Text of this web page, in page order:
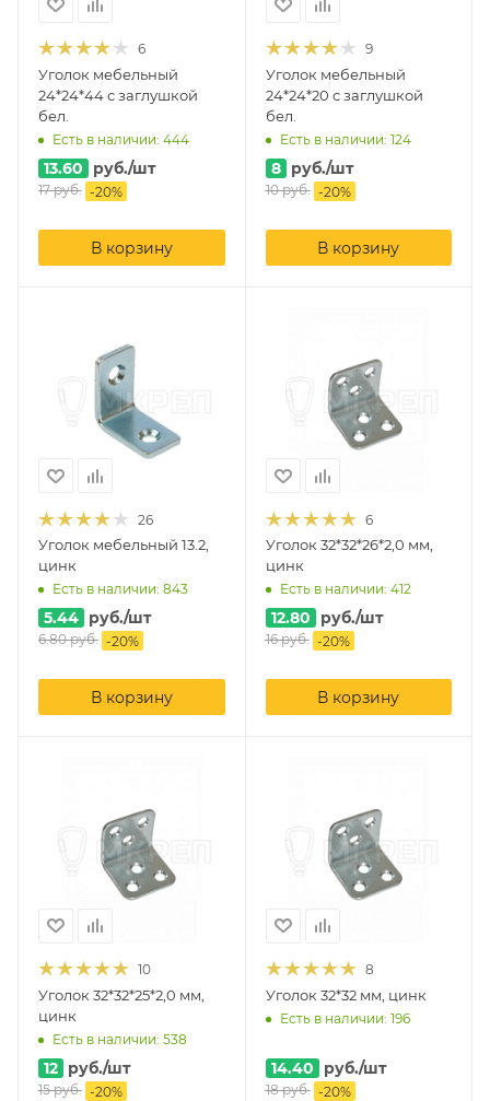
6
Уголок мебельный
24*24*44 с заглушкой
бел.
Есть в наличии: 444
13.60 руб./шт
17руб. -20%
В корзину
9
Уголок мебельный
24*24*20 с заглушкой
бел.
Есть в наличии: 124
8 руб./шт
10руб. -20%
В корзину
26
Уголок мебельный 13.2,
цинк
Есть в наличии: 843
5.44 руб./шт
6.80руб. -20%
В корзину
6
Уголок 32*32*26*2,0 мм,
цинк
Есть в наличии: 412
12.80 руб./шт
16руб. -20%
В корзину
10
Уголок 32*32*25*2,0 мм,
цинк
Есть в наличии: 538
12 руб./шт
15руб. -20%
8
Уголок 32*32 мм, цинк
Есть в наличии: 196
14.40 руб./шт
18руб. -20%